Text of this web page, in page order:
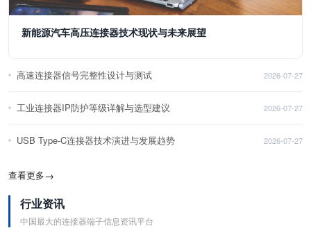
新能源汽车高压连接器技术现状与未来展望
高速连接器信号完整性设计与测试 2026-07-27
工业连接器IP防护等级详解与选型建议 2026-07-27
USB Type-C连接器技术演进与发展趋势 2026-07-27
查看更多→
行业资讯
中国最大的连接器端子信息资讯平台